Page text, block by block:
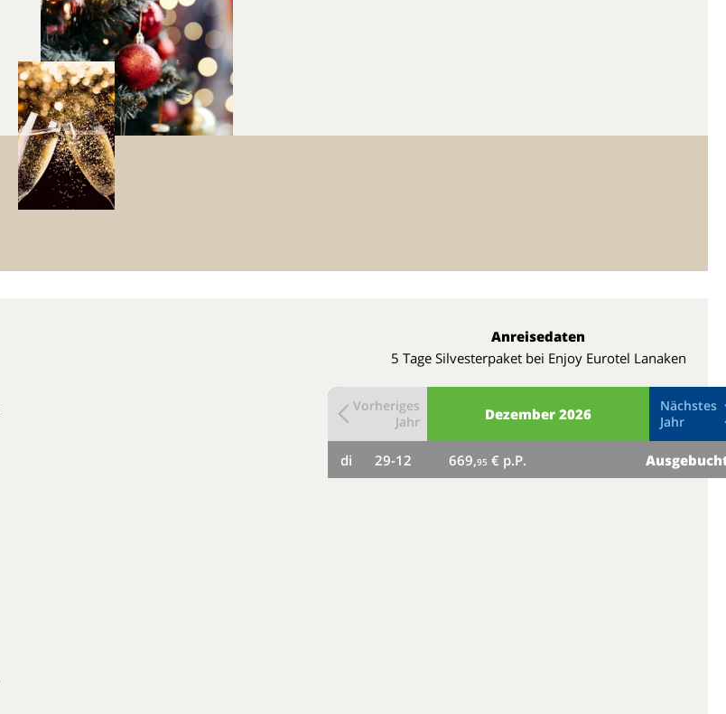
Anreisedaten
5 Tage Silvesterpaket bei Enjoy Eurotel Lanaken
Dezember 2026
Vorheriges
Jahr
Nächstes
Jahr
di 29-12 669,95 € p.P.